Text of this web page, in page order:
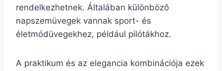
rendelkezhetnek. Általában különböző
napszemüvegek vannak sport- és
életmódüvegekhez, például pilótákhoz.
A praktikum és az elegancia kombinációja ezek